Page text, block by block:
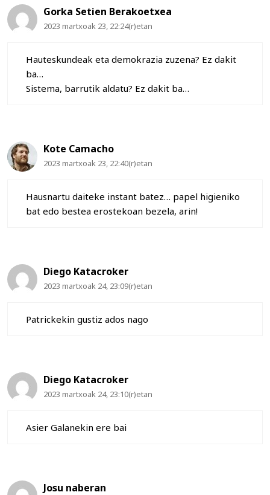
Gorka Setien Berakoetxea
2023 martxoak 23, 22:24(r)etan
Hauteskundeak eta demokrazia zuzena? Ez dakit
ba…
Sistema, barrutik aldatu? Ez dakit ba…
Kote Camacho
2023 martxoak 23, 22:40(r)etan
Hausnartu daiteke instant batez… papel higieniko
bat edo bestea erostekoan bezela, arin!
Diego Katacroker
2023 martxoak 24, 23:09(r)etan
Patrickekin gustiz ados nago
Diego Katacroker
2023 martxoak 24, 23:10(r)etan
Asier Galanekin ere bai
Josu naberan